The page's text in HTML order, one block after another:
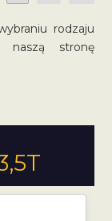
rodzaju
naszą stronę